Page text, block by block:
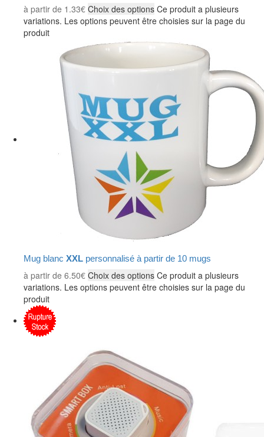
à partir de 1.33€ Choix des options Ce produit a plusieurs
variations. Les options peuvent être choisies sur la page du
produit
Mug blanc XXL personnalisé à partir de 10 mugs
à partir de 6.50€ Choix des options Ce produit a plusieurs
variations. Les options peuvent être choisies sur la page du
produit